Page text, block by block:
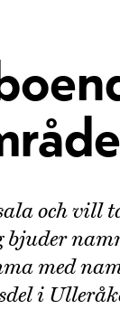
och vill
bjuder
med
i